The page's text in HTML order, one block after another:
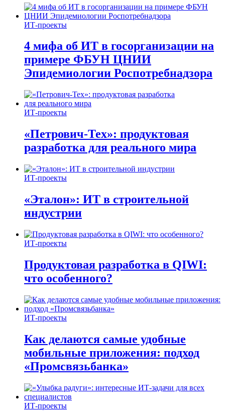
ИТ-проекты
4 мифа об ИТ в госорганизации на
примере ФБУН ЦНИИ
Эпидемиологии Роспотребнадзора
ИТ-проекты
«Петрович-Тех»: продуктовая
разработка для реального мира
ИТ-проекты
«Эталон»: ИТ в строительной
индустрии
ИТ-проекты
Продуктовая разработка в QIWI:
что особенного?
ИТ-проекты
Как делаются самые удобные
мобильные приложения: подход
«Промсвязьбанка»
ИТ-проекты